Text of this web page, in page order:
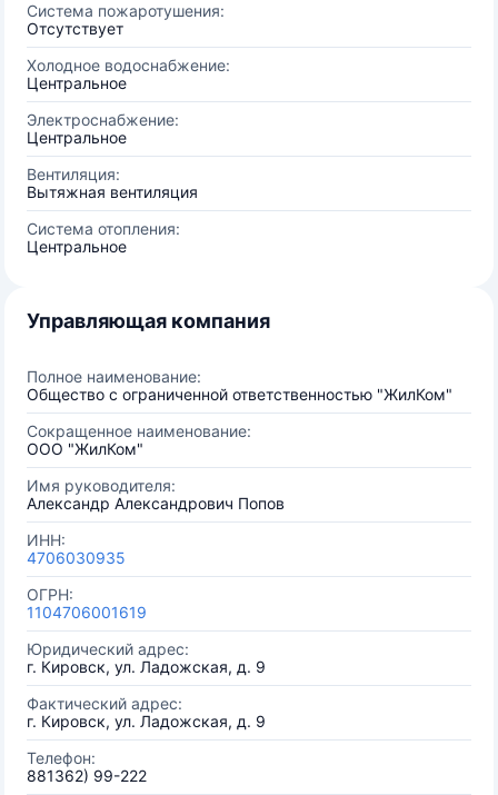
Система пожаротушения:
Отсутствует
Холодное водоснабжение:
Центральное
Электроснабжение:
Центральное
Вентиляция:
Вытяжная вентиляция
Система отопления:
Центральное
Управляющая компания
Полное наименование:
Общество с ограниченной ответственностью "ЖилКом"
Сокращенное наименование:
ООО "ЖилКом"
Имя руководителя:
Александр Александрович Попов
ИНН:
4706030935
ОГРН:
1104706001619
Юридический адрес:
г. Кировск, ул. Ладожская, д. 9
Фактический адрес:
г. Кировск, ул. Ладожская, д. 9
Телефон:
881362) 99-222